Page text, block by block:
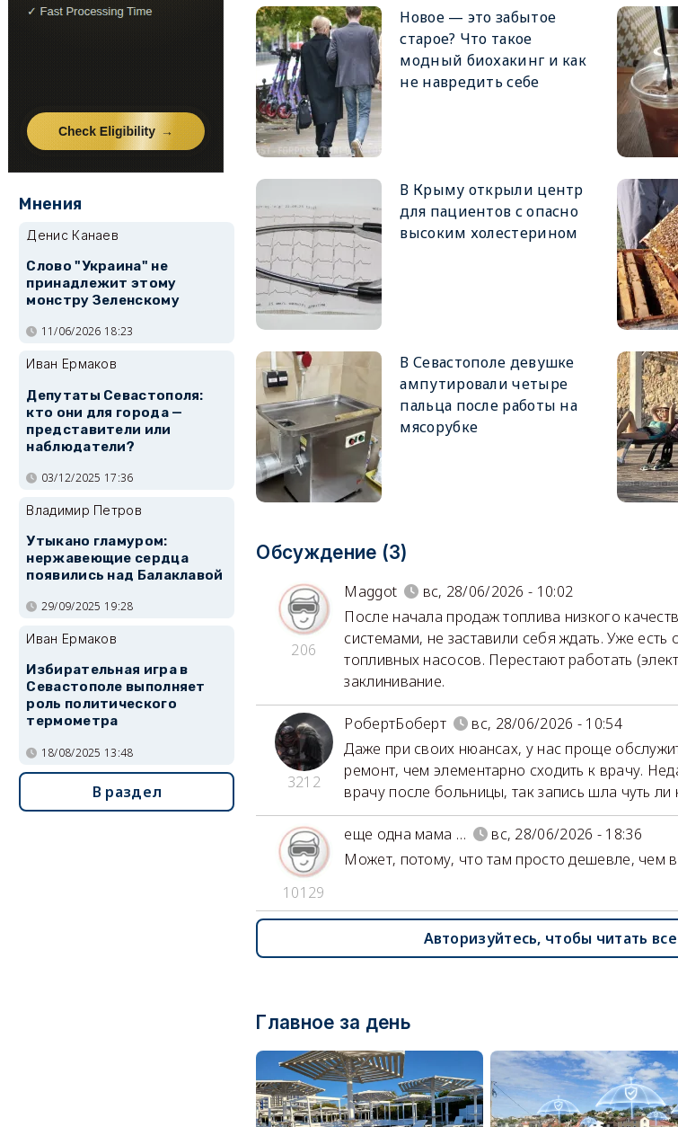
Новое — это забытое
старое? Что такое
модный биохакинг и как
не навредить себе
В Крыму открыли центр
для пациентов с опасно
высоким холестерином
В Севастополе девушке
ампутировали четыре
пальца после работы на
мясорубке
Обсуждение (3)
206
Maggot
вс, 28/06/2026 - 10:02
После начала продаж топлива низкого
системами, не заставили себя ждать. Уже
топливных насосов. Перестают работать
заклинивание.
3212
РобертБоберт
вс, 28/06/2026 - 10:54
Даже при своих нюансах, у нас проще
ремонт, чем элементарно сходить к врачу.
врачу после больницы, так запись шла чуть
10129
еще одна мама …
вс, 28/06/2026 - 18:36
Может, потому, что там просто дешевле, чем
Авторизуйтесь, чтобы читать
Главное за день
Мнения
Денис Канаев
Слово "Украина" не
принадлежит этому
монстру Зеленскому
11/06/2026 18:23
Иван Ермаков
Депутаты Севастополя:
кто они для города —
представители или
наблюдатели?
03/12/2025 17:36
Владимир Петров
Утыкано гламуром:
нержавеющие сердца
появились над Балаклавой
29/09/2025 19:28
Иван Ермаков
Избирательная игра в
Севастополе выполняет
роль политического
термометра
18/08/2025 13:48
В раздел